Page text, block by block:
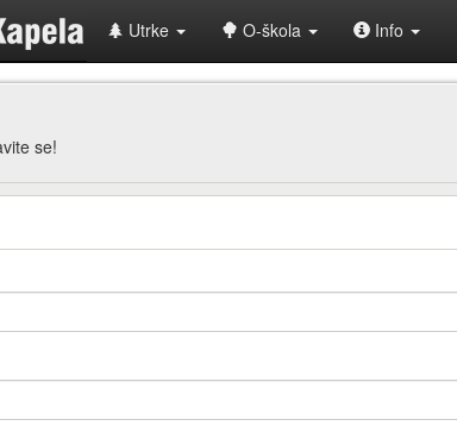
Utrke O-škola Info
se!